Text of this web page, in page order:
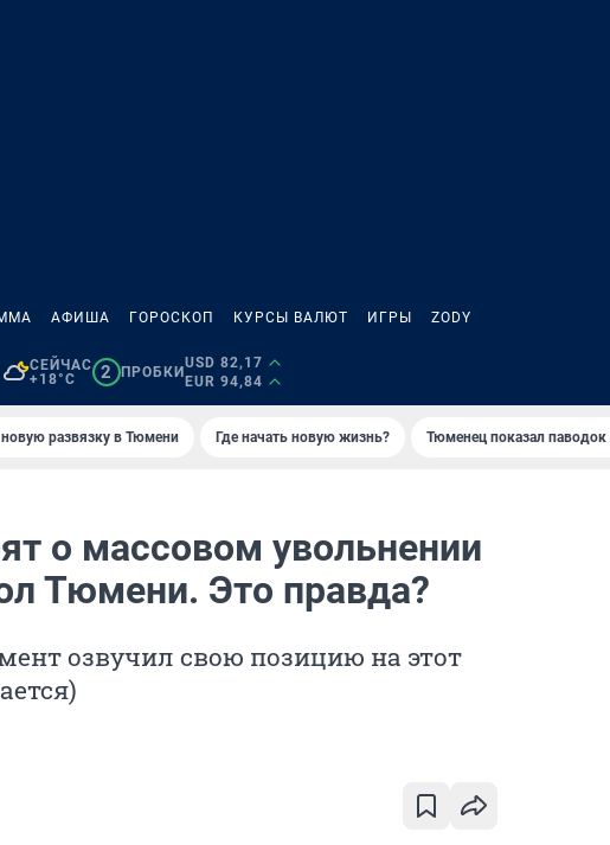
АФИША ГОРОСКОП КУРСЫ ВАЛЮТ ИГРЫ ZODY
СЕЙЧАС
+18°C
2 ПРОБКИ
USD 82,17
EUR 94,84
развязку в Тюмени Где начать новую жизнь? Тюменец показал
о массовом увольнении
Тюмени. Это правда?
озвучил свою позицию на этот